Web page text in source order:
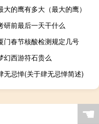
大的鹰有多大（最大的鹰）
研前最后一天干什么
门春节核酸检测规定几号
幻西游符石贵么
无忌惮(关于肆无忌惮简述)
☚